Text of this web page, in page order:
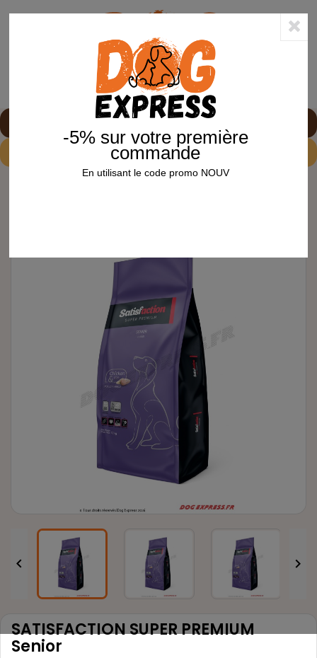
sur votre première commande avec le code
 
SATISFACTION SUPER PREMIUM
Senior
-5% sur votre première
commande
En utilisant le code promo NOUV